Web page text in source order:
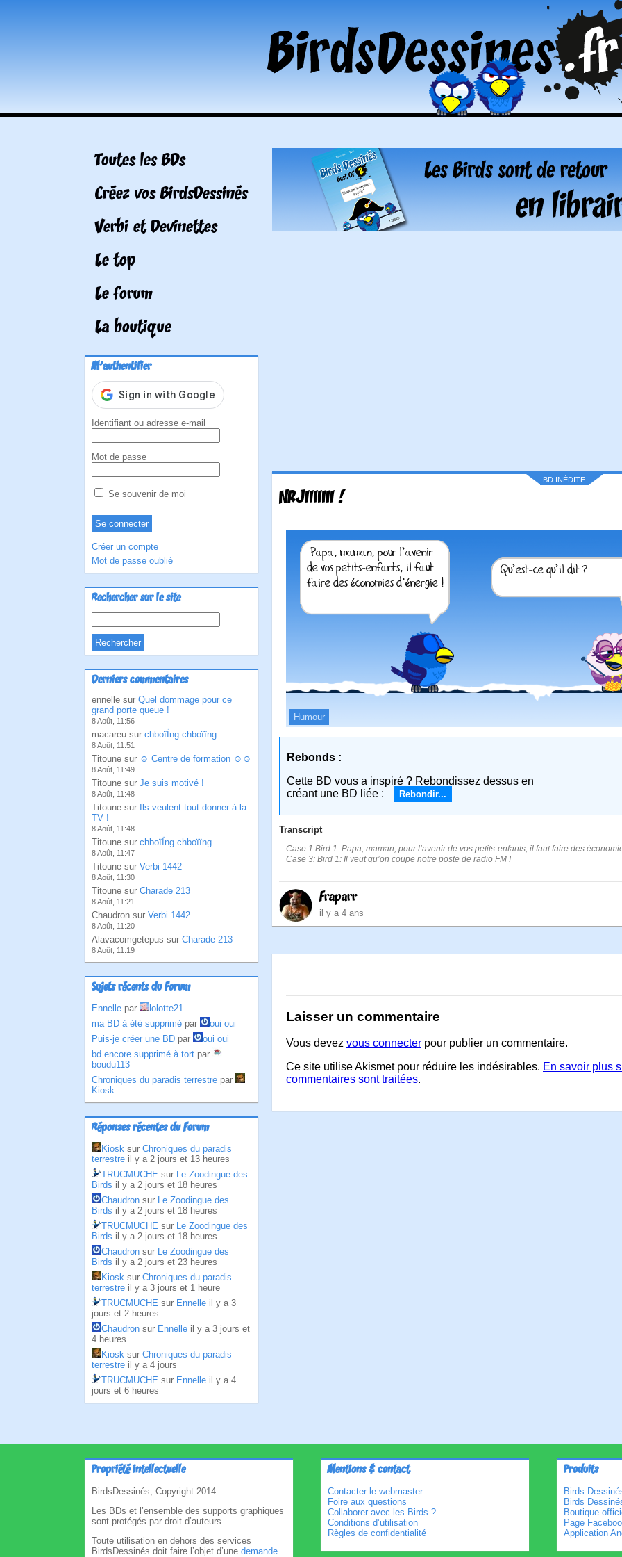
Toutes les BDs
Créez vos BirdsDessinés
Verbi et Devinettes
Le top
Le forum
La boutique
M'authentifier
Identifiant ou adresse e-mail
Mot de passe
Se souvenir de moi
Créer un compte
Mot de passe oublié
Rechercher sur le site
Derniers commentaires
ennelle sur Quel dommage pour ce
grand porte queue !
8 Août, 11:56
macareu sur chboïÏng chboïïng...
8 Août, 11:51
Titoune sur ☺ Centre de formation ☺☺
8 Août, 11:49
Titoune sur Je suis motivé !
8 Août, 11:48
Titoune sur
Ils veulent tout donner à la
TV !
8 Août, 11:48
Titoune sur chboïÏng chboïïng...
8 Août, 11:47
Titoune sur Verbi 1442
8 Août, 11:30
Titoune sur Charade 213
8 Août, 11:21
Chaudron sur Verbi 1442
8 Août, 11:20
Alavacomgetepus sur Charade 213
8 Août, 11:19
Sujets récents du Forum
Ennelle par
lolotte21
ma BD à été supprimé par
oui oui
Puis-je créer une BD par
oui oui
bd encore supprimé à tort par
boudu113
Chroniques du paradis terrestre par
Kiosk
Réponses récentes du Forum
Kiosk sur Chroniques du paradis
terrestre il y a 2 jours et 13 heures
TRUCMUCHE sur Le Zoodingue des
Birds il y a 2 jours et 18 heures
Chaudron sur Le Zoodingue des
Birds il y a 2 jours et 18 heures
TRUCMUCHE sur Le Zoodingue des
Birds il y a 2 jours et 18 heures
Chaudron sur Le Zoodingue des
Birds il y a 2 jours et 23 heures
Kiosk sur Chroniques du paradis
terrestre il y a 3 jours et 1 heure
TRUCMUCHE sur Ennelle il y a 3
jours et 2 heures
Chaudron sur Ennelle il y a 3 jours et
4 heures
Kiosk sur Chroniques du paradis
terrestre il y a 4 jours
TRUCMUCHE sur Ennelle il y a 4
jours et 6 heures
BD INÉDITE
NRJIIIIIII !
Humour
Rebonds :
Cette BD vous a inspiré ? Rebondissez dessus en
créant une BD liée :
Rebondir...
Transcript
Case 1:Bird 1: Papa, maman, pour l’avenir de vos petits-enfants, il faut faire des
Case 3: Bird 1: Il veut qu’on coupe notre poste de radio FM !
Fraparr
il y a 4 ans
Laisser un commentaire
Vous devez vous connecter pour publier un commentaire.
Ce site utilise Akismet pour réduire les indésirables. En savoir plus
commentaires sont traitées.
Propriété intellectuelle
BirdsDessinés, Copyright 2014
Les BDs et l’ensemble des supports graphiques
sont protégés par droit d’auteurs.
Toute utilisation en dehors des services
BirdsDessinés doit faire l’objet d’une demande
Mentions & contact
Contacter le webmaster
Foire aux questions
Collaborer avec les Birds ?
Conditions d’utilisation
Règles de confidentialité
Produits
Birds
Birds
Boutique
Page
Application